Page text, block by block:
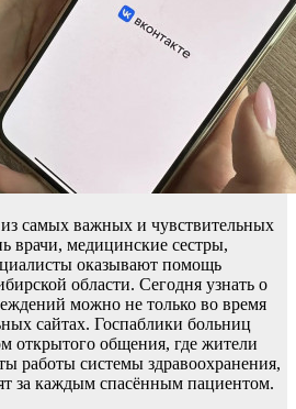
самых важных и чувствительных
врачи, медицинские сестры,
оказывают помощь
области. Сегодня узнать о
можно не только во время
сайтах. Госпаблики больниц
открытого общения, где жители
работы системы здравоохранения,
за каждым спасённым пациентом.